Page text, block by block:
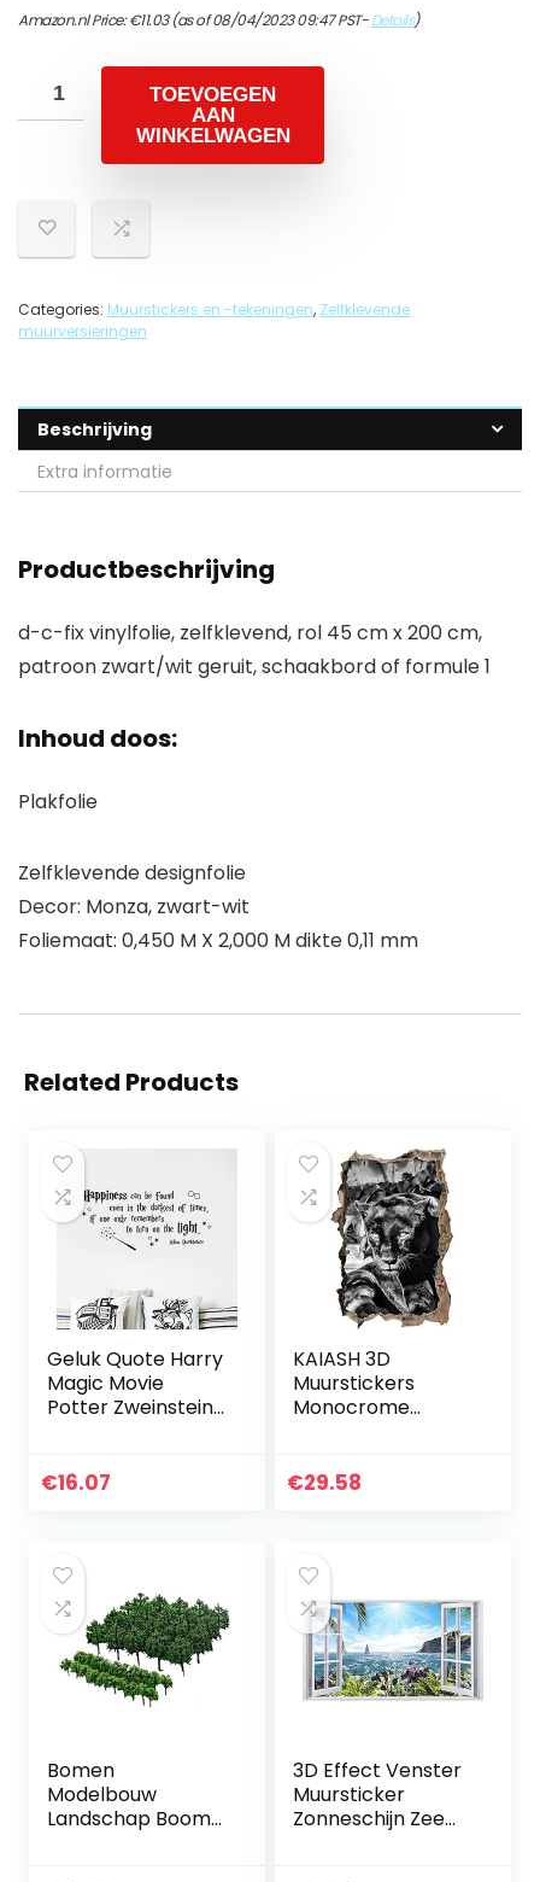
Amazon.nl Price:€11.03(as of 08/04/2023 09:47 PST-Details)
TOEVOEGEN
AAN
WINKELWAGEN
Categories: Muurstickers en -tekeningen, Zelfklevende
muurversieringen
Beschrijving
Extra informatie
Productbeschrijving
d-c-fix vinylfolie, zelfklevend, rol 45 cm x 200 cm,
patroon zwart/wit geruit, schaakbord of formule 1
Inhoud doos:
Plakfolie
Zelfklevende designfolie
Decor: Monza, zwart-wit
Foliemaat: 0,450 M X 2,000 M dikte 0,11 mm
Related Products
Geluk Quote Harry
Magic Movie
Potter Zweinstein
Sticker Jongen
€16.07
KAIASH 3D
Muurstickers
Monocrome
look Muur of
€29.58
Bomen
Modelbouw
Landschap Boom
3D Effect Venster
Muursticker
Zonneschijn Zee